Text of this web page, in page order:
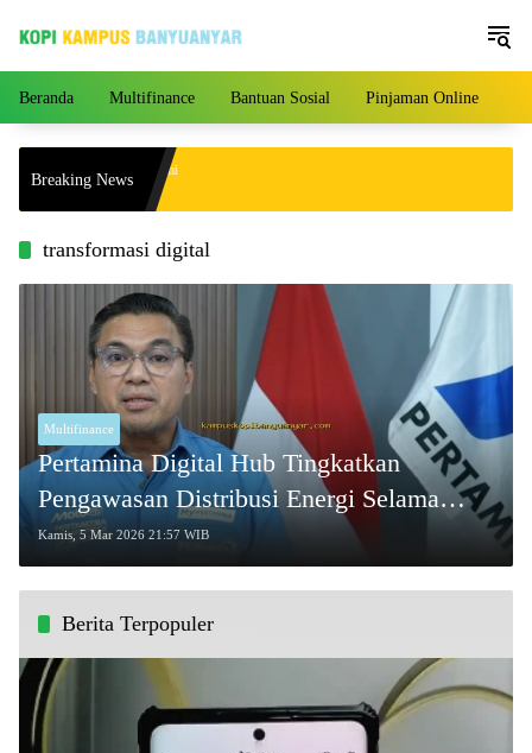
Beranda Multifinance Bantuan Sosial Pinjaman Online
Breaking News
2026 Mengalami
per Gram!
transformasi digital
Multifinance
Pertamina Digital Hub Tingkatkan
Pengawasan Distribusi Energi Selama
Ramadan! Kamis, 5 Mar 2026 21:57 WIB
Berita Terpopuler